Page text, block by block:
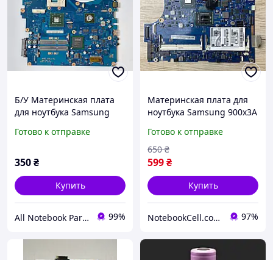
Б/У Материнская плата
для ноутбука Samsung
07046B SCALA-15L
(НЕИСПРАВНАЯ)
Готово к отправке
350₴
Купить
All Notebook Parts 99%
Материнская плата для
ноутбука Samsung 900x3A
HM65 i5-2337m 2xDDR3 )
бу #
Готово к отправке
599₴
650 ₴
Купить
NotebookCell.com.ua 97%